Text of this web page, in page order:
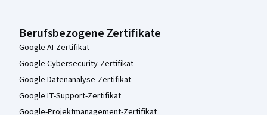
Berufsbezogene Zertifikate
Google AI-Zertifikat
Google Cybersecurity-Zertifikat
Google Datenanalyse-Zertifikat
Google IT-Support-Zertifikat
Google-Projektmanagement-Zertifikat